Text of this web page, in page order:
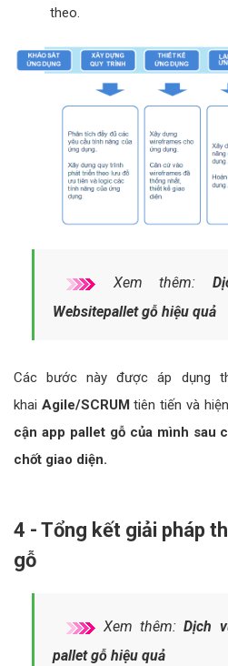
theo.
Xem thêm:
Websitepallet gỗ hiệu quả
Các bước này được áp dụng
khai Agile/SCRUM tiên tiến và
cận app pallet gỗ của mình sau
chốt giao diện.
4 - Tổng kết giải pháp
gỗ
Xem thêm:Dịch
pallet gỗ hiệu quả